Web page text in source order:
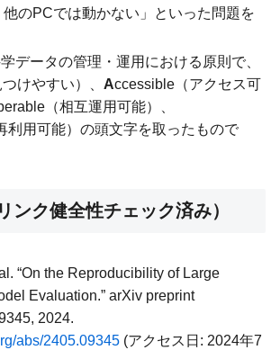
のPCでは動かない」といった問題を
データの管理・運用における原則で、
けやすい）、 Accessible（アクセス可
（相互運用可能）、
利用可能）の頭文字を取ったもので
ンク健全性チェック済み）
“On the Reproducibility of Large
Evaluation.” arXiv preprint
2024.
abs/2405.09345 (アクセス日: 2024年7